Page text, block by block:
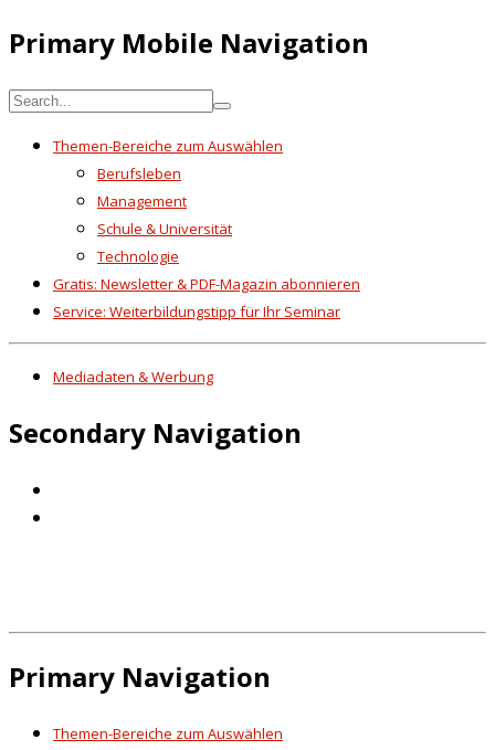
Primary Mobile Navigation
Themen-Bereiche zum Auswählen
Berufsleben
Management
Schule & Universität
Technologie
Gratis: Newsletter & PDF-Magazin abonnieren
Service: Weiterbildungstipp für Ihr Seminar
Mediadaten & Werbung
Secondary Navigation
Primary Navigation
Themen-Bereiche zum Auswählen